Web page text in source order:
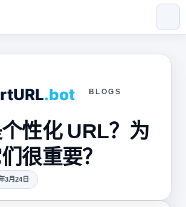
BLOGS
性化 URL？为
很重要？
3月24日